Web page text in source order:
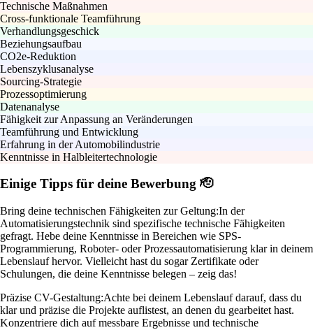
Technische Maßnahmen
Cross-funktionale Teamführung
Verhandlungsgeschick
Beziehungsaufbau
CO2e-Reduktion
Lebenszyklusanalyse
Sourcing-Strategie
Prozessoptimierung
Datenanalyse
Fähigkeit zur Anpassung an Veränderungen
Teamführung und Entwicklung
Erfahrung in der Automobilindustrie
Kenntnisse in Halbleitertechnologie
Einige Tipps für deine Bewerbung 🫡
Bring deine technischen Fähigkeiten zur Geltung:In der
Automatisierungstechnik sind spezifische technische Fähigkeiten
gefragt. Hebe deine Kenntnisse in Bereichen wie SPS-
Programmierung, Roboter- oder Prozessautomatisierung klar in deinem
Lebenslauf hervor. Vielleicht hast du sogar Zertifikate oder
Schulungen, die deine Kenntnisse belegen – zeig das!
Präzise CV-Gestaltung:Achte bei deinem Lebenslauf darauf, dass du
klar und präzise die Projekte auflistest, an denen du gearbeitet hast.
Konzentriere dich auf messbare Ergebnisse und technische